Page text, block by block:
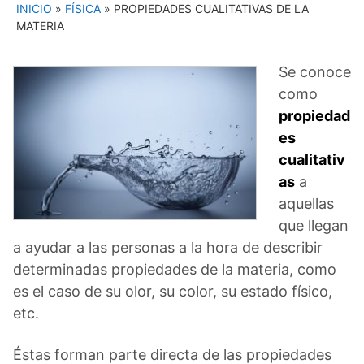
INICIO » FÍSICA » PROPIEDADES CUALITATIVAS DE LA
MATERIA
Se conoce
como
propiedad
es
cualitativ
as a
aquellas
que llegan
a ayudar a las personas a la hora de describir
determinadas propiedades de la materia, como
es el caso de su olor, su color, su estado físico,
etc.
Éstas forman parte directa de las propiedades